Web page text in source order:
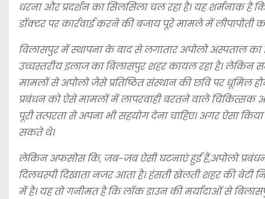
धरना और प्रदर्शन का सिलसिला चल रहा है। यह शर्मनाक है
डॉक्टर पर कार्रवाई करने की बजाय पूरे मामले में लीपापोती
बिलासपुर में स्थापना के बाद से लगातार अपोलो अस्पताल
उच्चस्तरीय इलाज का बिलासपुर शहर कायल रहा है‌‌।
मामलों से अपोलो जैसे प्रतिष्ठित संस्थान की छवि पर धूमिल
प्रबंधन को ऐसे मामलों में लापरवाही बरतने वाले
पूरी तत्परता से अपना भी सहयोग देना चाहिए। अगर ऐसा
सकते थे।
लेकिन अफसोस कि, जब-जब ऐसी घटनाएं हुई हैं,अपोलो
दिलचस्पी दिखाता नजर आता है। हंसती खेलती शहर की बेटी
में है। यह तो गनीमत है कि लॉक डाउन की मर्यादाओं से